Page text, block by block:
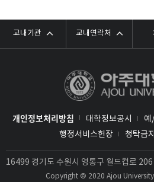
교내기관 교내연락처
개인정보처리방침 대학정보공시 예
행정서비스헌장
청탁금
16499 경기도 수원시 영통구 월드컵로
Copyright © 2020 Ajou